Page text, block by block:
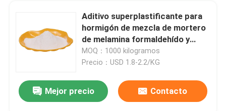
Aditivo superplastificante para
hormigón de mezcla de mortero
de melamina formaldehído y
cemento
MOQ：1000 kilogramos
Precio：USD 1.8-2.2/KG
Mejor precio Contacto